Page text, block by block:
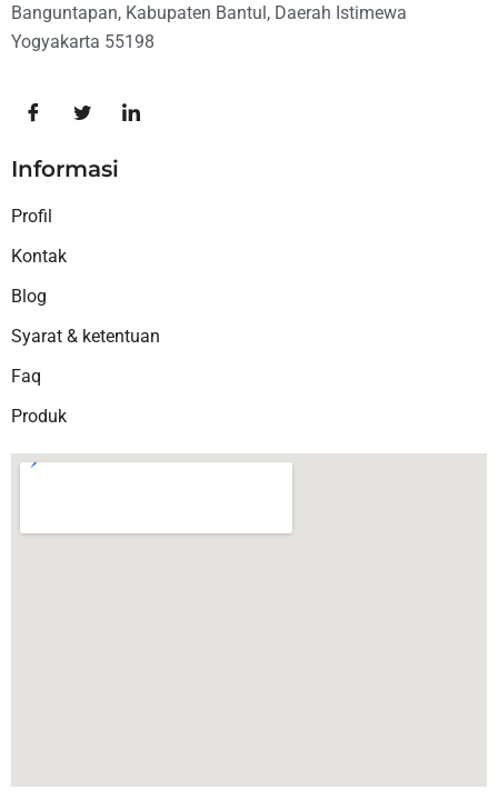
Banguntapan, Kabupaten Bantul, Daerah Istimewa
Yogyakarta 55198
Informasi
Profil
Kontak
Blog
Syarat & ketentuan
Faq
Produk